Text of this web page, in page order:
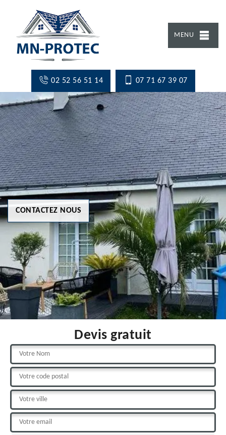
MENU
02 52 56 51 14 07 71 67 39 07
CONTACTEZ NOUS
Devis gratuit